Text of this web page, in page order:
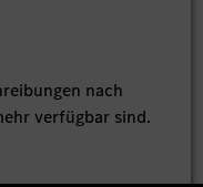
nach
verfügbar sind.